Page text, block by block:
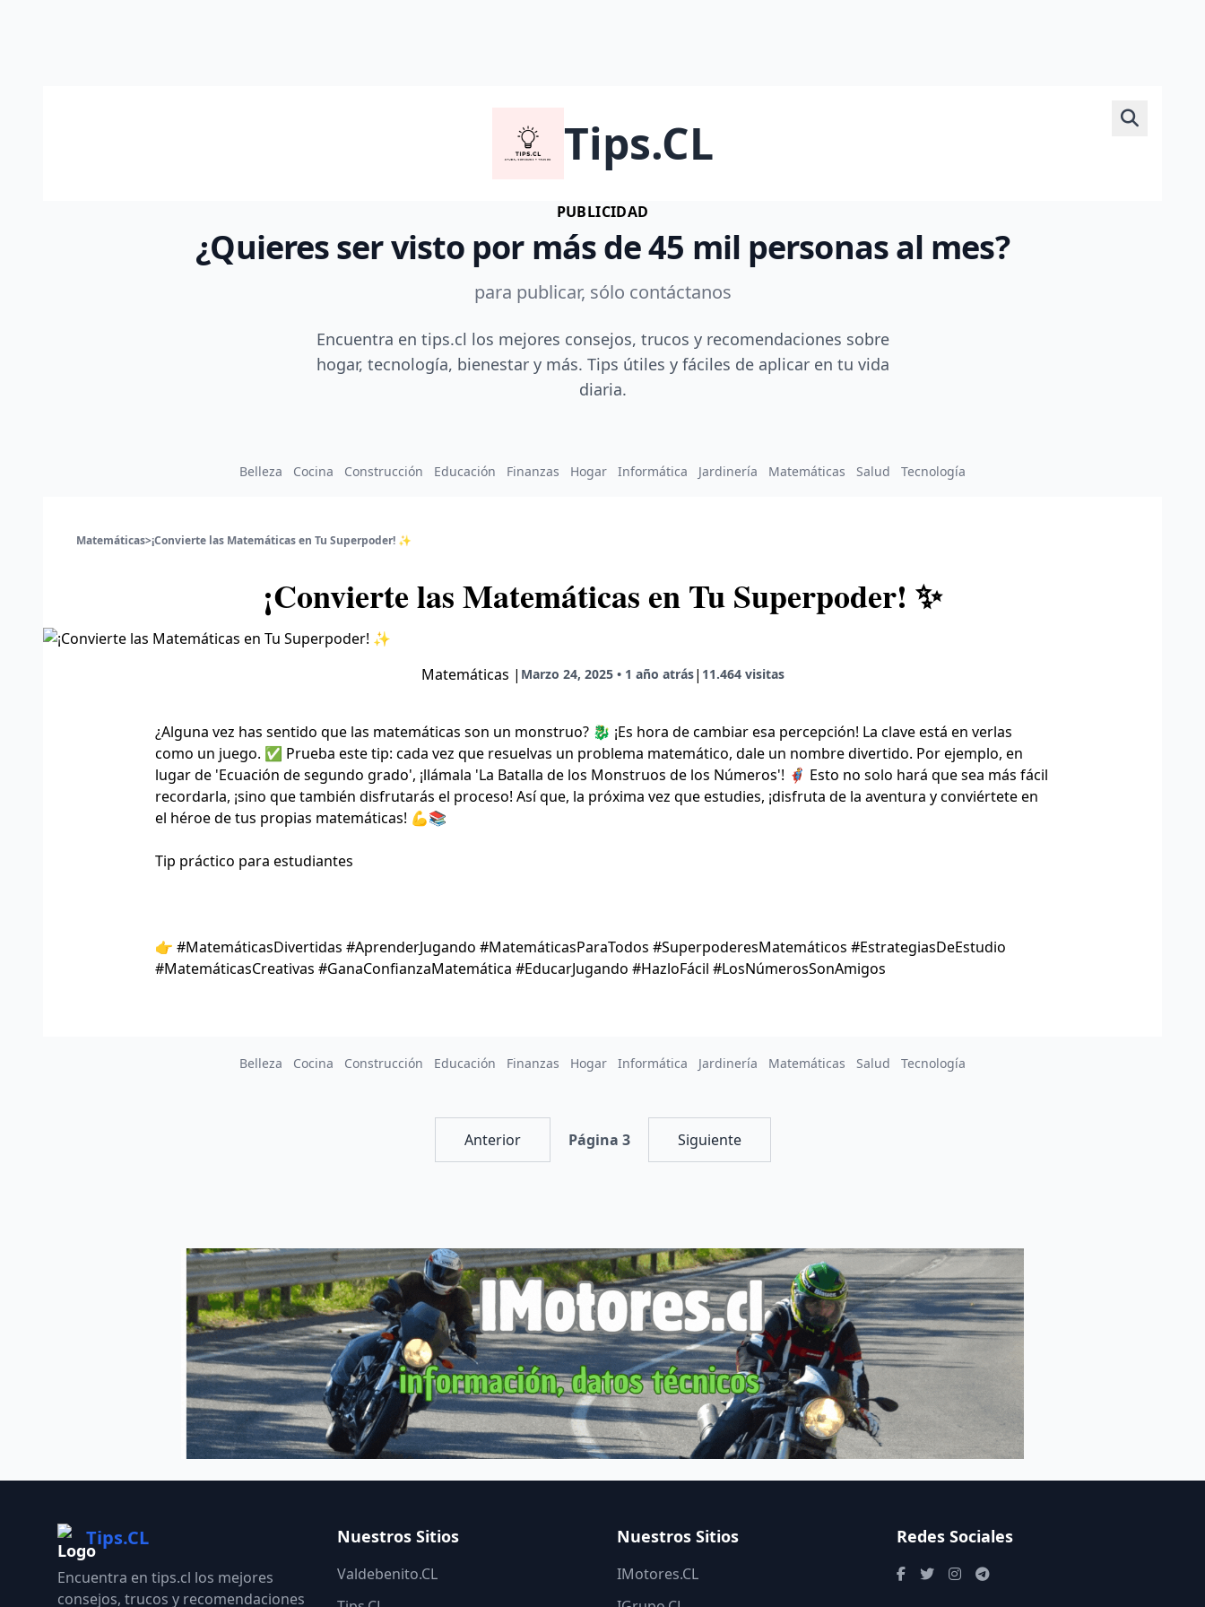
Tips.CL
PUBLICIDAD
¿Quieres ser visto por más de 45 mil personas al mes?
para publicar, sólo contáctanos
Encuentra en tips.cl los mejores consejos, trucos y recomendaciones sobre
hogar, tecnología, bienestar y más. Tips útiles y fáciles de aplicar en tu vida
diaria.
Belleza Cocina Construcción Educación Finanzas Hogar Informática Jardinería Matemáticas Salud Tecnología
Matemáticas>¡Convierte las Matemáticas en Tu Superpoder! ✨
¡Convierte las Matemáticas en Tu Superpoder! ✨
Matemáticas | Marzo 24, 2025 • 1 año atrás| 11.464 visitas
¿Alguna vez has sentido que las matemáticas son un monstruo? 🐉 ¡Es hora de cambiar esa percepción! La clave está en verlas
como un juego. ✅ Prueba este tip: cada vez que resuelvas un problema matemático, dale un nombre divertido. Por ejemplo, en
lugar de 'Ecuación de segundo grado', ¡llámala 'La Batalla de los Monstruos de los Números'! 🦸‍♂️ Esto no solo hará que sea más fácil
recordarla, ¡sino que también disfrutarás el proceso! Así que, la próxima vez que estudies, ¡disfruta de la aventura y conviértete en
el héroe de tus propias matemáticas! 💪📚
Tip práctico para estudiantes
👉 #MatemáticasDivertidas #AprenderJugando #MatemáticasParaTodos #SuperpoderesMatemáticos #EstrategiasDeEstudio
#MatemáticasCreativas #GanaConfianzaMatemática #EducarJugando #HazloFácil #LosNúmerosSonAmigos
Belleza Cocina Construcción Educación Finanzas Hogar Informática Jardinería Matemáticas Salud Tecnología
Anterior Página 3 Siguiente
Tips.CL
Encuentra en tips.cl los mejores
consejos, trucos y recomendaciones
Nuestros Sitios
Valdebenito.CL
Nuestros Sitios
IMotores.CL
Redes Sociales